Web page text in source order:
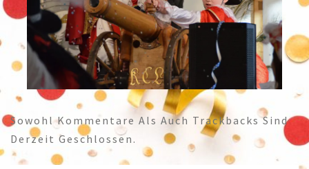
Sowohl Kommentare Als Auch Trackbacks Sind
Derzeit Geschlossen.